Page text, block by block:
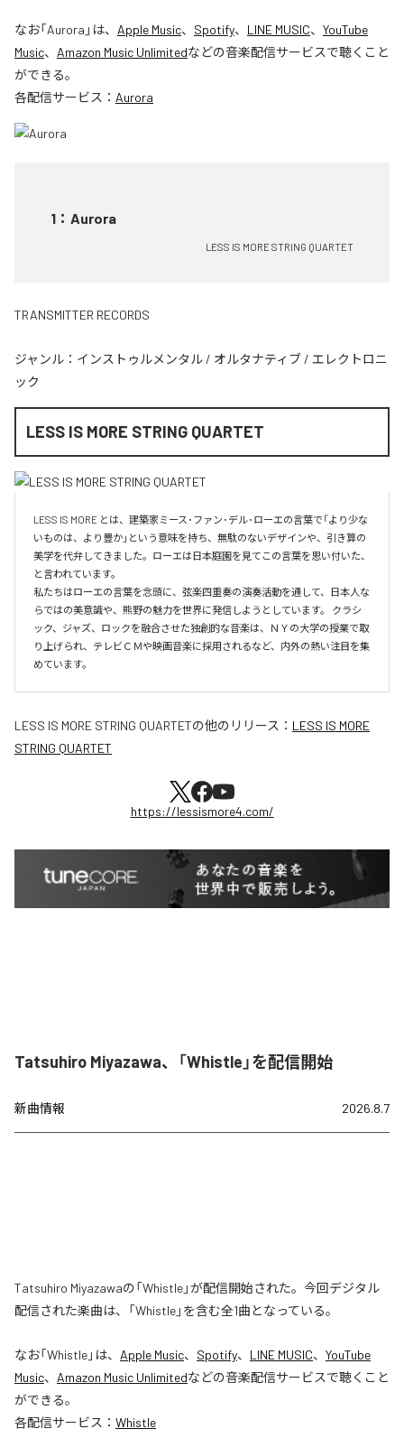
なお「Aurora 」は、 Apple Music、 Spotify、 LINE MUSIC、 YouTube
Music、 Amazon Music Unlimitedなどの音楽配信サービスで聴くこと
ができる。
各配信サービス： Aurora
1 ： Aurora
LESS IS MORE STRING QUARTET
TRANSMITTER RECORDS
ジャンル： インストゥルメンタル / オルタナティブ / エレクトロニ
ック
LESS IS MORE STRING QUARTET
LESS IS MORE とは、建築家ミース･ファン･デル･ローエの言葉で「より少な
いものは、より豊か」という意味を持ち、無駄のないデザインや、引き算の
美学を代弁してきました。ローエは日本庭園を見てこの言葉を思い付いた、
と言われています。
私たちはローエの言葉を念頭に、弦楽四重奏の演奏活動を通して、日本人な
らではの美意識や、熊野の魅力を世界に発信しようとしています。 クラシ
ック、ジャズ、ロックを融合させた独創的な音楽は、ＮＹの大学の授業で取
り上げられ、テレビＣＭや映画音楽に採用されるなど、内外の熱い注目を集
めています。
LESS IS MORE STRING QUARTETの他のリリース： LESS IS MORE
STRING QUARTET
https://lessismore4.com/
Tatsuhiro Miyazawa、「Whistle」を配信開始
新曲情報 2026.8.7
Tatsuhiro Miyazawaの「Whistle」が配信開始された。今回デジタル
配信された楽曲は、「Whistle」を含む全1曲となっている。
なお「Whistle」は、 Apple Music、 Spotify、 LINE MUSIC、 YouTube
Music、 Amazon Music Unlimitedなどの音楽配信サービスで聴くこと
ができる。
各配信サービス： Whistle